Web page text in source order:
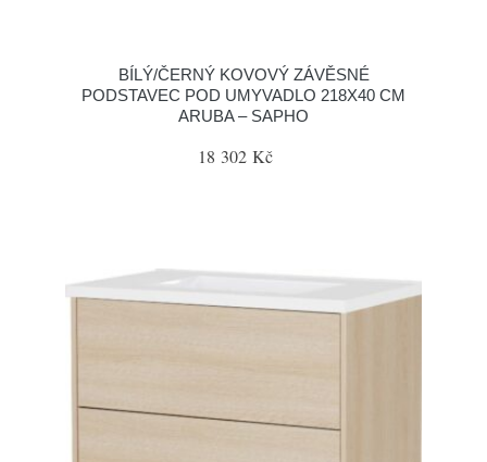
BÍLÝ/ČERNÝ KOVOVÝ ZÁVĚSNÉ
PODSTAVEC POD UMYVADLO 218X40 CM
ARUBA – SAPHO
18 302 Kč